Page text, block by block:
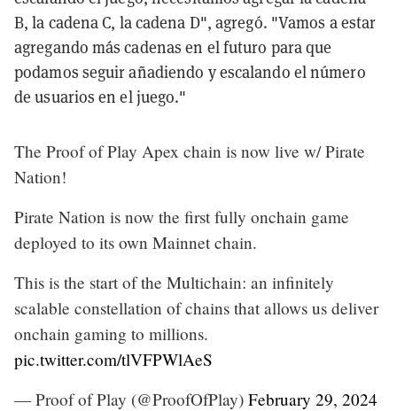
B, la cadena C, la cadena D", agregó. "Vamos a estar
agregando más cadenas en el futuro para que
podamos seguir añadiendo y escalando el número
de usuarios en el juego."
The Proof of Play Apex chain is now live w/ Pirate
Nation!
Pirate Nation is now the first fully onchain game
deployed to its own Mainnet chain.
This is the start of the Multichain: an infinitely
scalable constellation of chains that allows us deliver
onchain gaming to millions.
pic.twitter.com/tlVFPWlAeS
— Proof of Play (@ProofOfPlay) February 29, 2024